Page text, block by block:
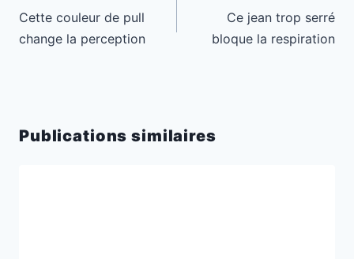
de
l’article
Cette couleur de pull
change la perception
Ce jean trop serré
bloque la respiration
Publications similaires